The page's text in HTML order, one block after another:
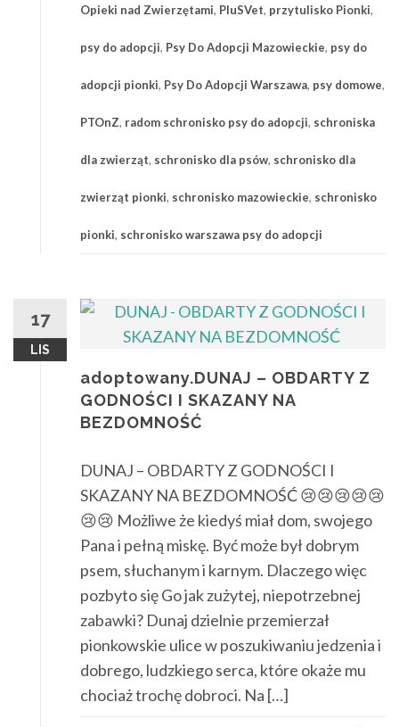
Opieki nad Zwierzętami, PluSVet, przytulisko Pionki,
psy do adopcji, Psy Do Adopcji Mazowieckie, psy do
adopcji pionki, Psy Do Adopcji Warszawa, psy domowe,
PTOnZ, radom schronisko psy do adopcji, schroniska
dla zwierząt, schronisko dla psów, schronisko dla
zwierząt pionki, schronisko mazowieckie, schronisko
pionki, schronisko warszawa psy do adopcji
17
LIS
adoptowany.DUNAJ – OBDARTY Z
GODNOŚCI I SKAZANY NA
BEZDOMNOŚĆ
DUNAJ – OBDARTY Z GODNOŚCI I
SKAZANY NA BEZDOMNOŚĆ 😢😢😢😢😢
😢😢 Możliwe że kiedyś miał dom, swojego
Pana i pełną miskę. Być może był dobrym
psem, słuchanym i karnym. Dlaczego więc
pozbyto się Go jak zużytej, niepotrzebnej
zabawki? Dunaj dzielnie przemierzał
pionkowskie ulice w poszukiwaniu jedzenia i
dobrego, ludzkiego serca, które okaże mu
chociaż trochę dobroci. Na […]